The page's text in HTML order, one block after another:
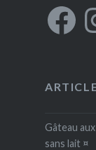
Facebook
Gâteau
sans lait ¤